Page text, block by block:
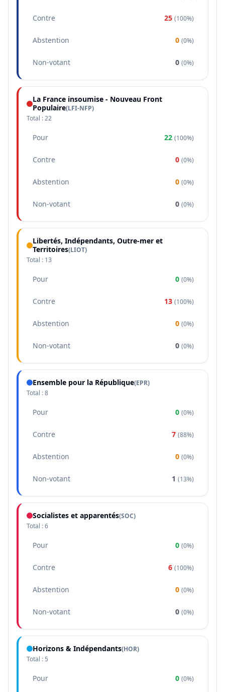
Contre 25 (100%)
Abstention 0 (0%)
Non-votant 0 (0%)
La France insoumise - Nouveau Front
Populaire(LFI-NFP)
Total :22
Pour 22 (100%)
Contre 0 (0%)
Abstention 0 (0%)
Non-votant 0 (0%)
Libertés, Indépendants, Outre-mer et
Territoires(LIOT)
Total : 13
Pour 0 (0%)
Contre 13 (100%)
Abstention 0 (0%)
Non-votant 0 (0%)
Ensemble pour la République(EPR)
Total :8
Pour 0 (0%)
Contre 7 (88%)
Abstention 0 (0%)
Non-votant 1 (13%)
Socialistes et apparentés(SOC)
Total :6
Pour 0 (0%)
Contre 6 (100%)
Abstention 0 (0%)
Non-votant 0 (0%)
Horizons & Indépendants(HOR)
Total : 5
Pour 0 (0%)